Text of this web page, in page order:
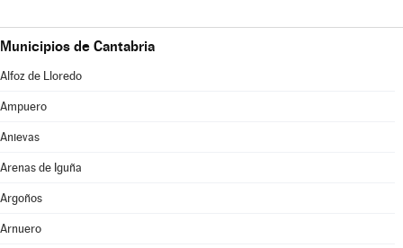
Municipios de Cantabria
Alfoz de Lloredo
Ampuero
Anievas
Arenas de Iguña
Argoños
Arnuero